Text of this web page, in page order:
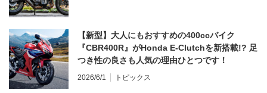
【新型】大人にもおすすめの400ccバイク
『CBR400R』がHonda E-Clutchを新搭載!? 足
つき性の良さも人気の理由ひとつです！
2026/6/1 トピックス